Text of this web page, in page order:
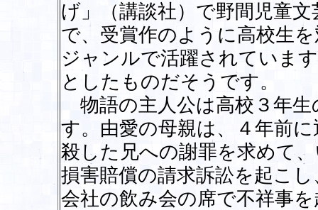
げ」（講談社）で野間児童
で、受賞作のように高校生
ジャンルで活躍されていま
としたものだそうです。
物語の主人公は高校３年生
す。由愛の母親は、４年前
殺した兄への謝罪を求めて
損害賠償の請求訴訟を起こ
会社の飲み会の席で不祥事